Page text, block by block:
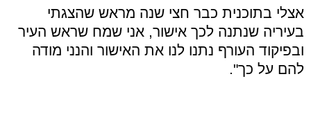
אצלי בתוכנית כבר חצי שנה מראש שהצגתי
בעיריה שנתנה לכך אישור, אני שמח שראש העיר
ובפיקוד העורף נתנו לנו את האישור והנני מודה
להם על כך".